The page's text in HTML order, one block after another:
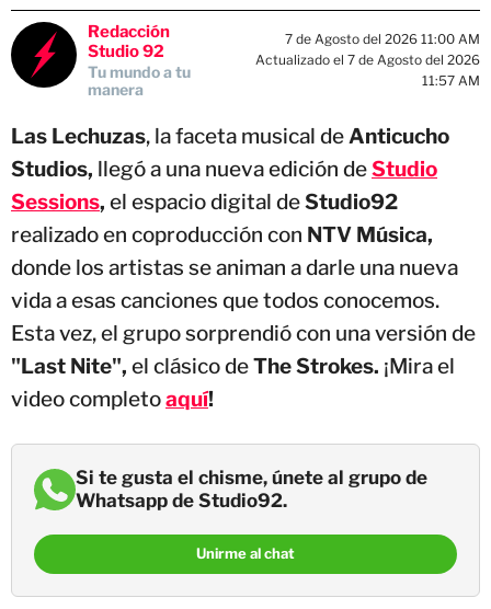
Redacción
Studio 92
Tu mundo a tu
manera
7 de Agosto del 2026 11:00 AM
Actualizado el 7 de Agosto del 2026
11:57 AM
Las Lechuzas, la faceta musical de Anticucho
Studios, llegó a una nueva edición deStudio
Sessions, el espacio digital deStudio92
realizado en coproducción con NTV Música,
donde los artistas se animan a darle una nueva
vida a esas canciones que todos conocemos.
Esta vez, el grupo sorprendió con una versión de
"Last Nite", el clásico deThe Strokes. ¡Mira el
video completoaquí!
Si te gusta el chisme, únete al grupo de
Whatsapp de Studio92.
Unirme al chat